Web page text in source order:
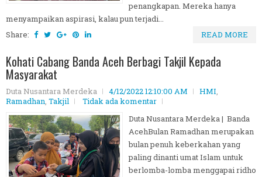
penangkapan. Mereka hanya
menyampaikan aspirasi, kalau pun terjadi...
Share:
READ MORE
Kohati Cabang Banda Aceh Berbagi Takjil Kepada
Masyarakat
Duta Nusantara Merdeka 4/12/2022 12:10:00 AM HMI,
Ramadhan, Takjil
Tidak ada komentar
Duta Nusantara Merdeka | Banda
AcehBulan Ramadhan merupakan
bulan penuh keberkahan yang
paling dinanti umat Islam untuk
berlomba-lomba menggapai ridho